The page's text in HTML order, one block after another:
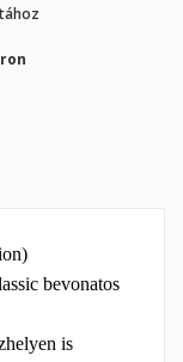
bevonatos
is